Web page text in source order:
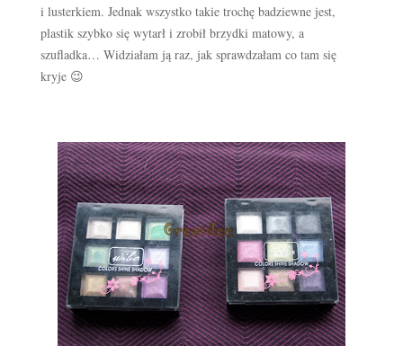
i lusterkiem. Jednak wszystko takie trochę badziewne jest,
plastik szybko się wytarł i zrobił brzydki matowy, a
szufladka… Widziałam ją raz, jak sprawdzałam co tam się
kryje 😉